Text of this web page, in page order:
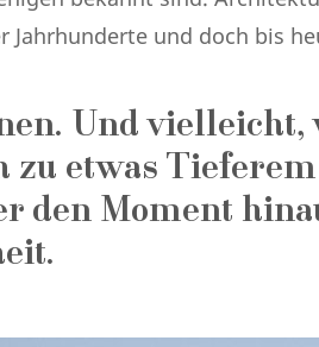
und doch bis
Und vielleicht,
zu etwas
den Moment